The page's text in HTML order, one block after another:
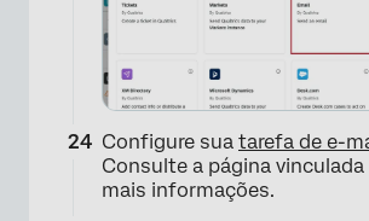
Configure sua tarefa de e-
Consulte a página
mais informações.